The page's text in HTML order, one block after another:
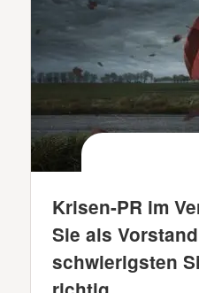
Krisen-PR im
Sie als
schwierigsten